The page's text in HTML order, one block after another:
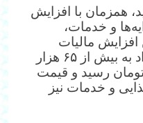
همزمان با افزایش
و خدمات،
مالیات‌
مشاغل، نرخ دلار در بازار آزاد به بیش از ۶۵ هزار
۴۵ میلیون تومان رسید و قیمت
و خدمات نیز